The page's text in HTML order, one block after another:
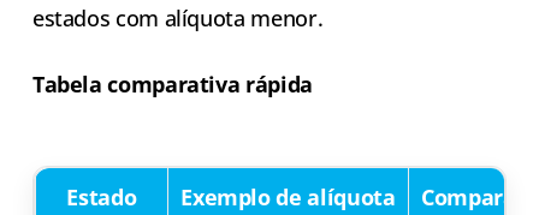
estados com alíquota menor.
Tabela comparativa rápida
Estado Exemplo de alíquota